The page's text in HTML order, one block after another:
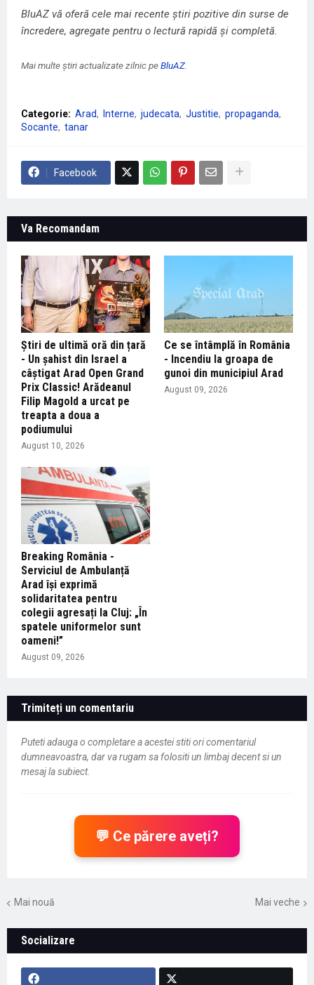
BluAZ vă oferă cele mai recente știri pozitive din surse de
încredere, agregate pentru o lectură rapidă și completă.
Mai multe știri actualizate zilnic peBluAZ
Categorie: Arad Interne judecata Justitie
propaganda
Socante
tanar
Facebook
Va Recomandam
Știri de ultimă oră din țară
- Un șahist din Israel a
câștigat Arad Open Grand
Prix Classic! Arădeanul
Filip Magold a urcat pe
treapta a doua a
podiumului
August 10, 2026
Ce se întâmplă în România
- Incendiu la groapa de
gunoi din municipiul Arad
August 09, 2026
Breaking România -
Serviciul de Ambulanță
Arad își exprimă
solidaritatea pentru
colegii agresați la Cluj: „În
spatele uniformelor sunt
oameni!”
August 09, 2026
Trimiteți un comentariu
Puteti adauga o completare a acestei stiti ori comentariul
dumneavoastra, dar va rugam sa folositi un limbaj decent si un
mesaj la subiect.
💬 Ce părere aveți?
Mai nouă Mai veche
Socializare